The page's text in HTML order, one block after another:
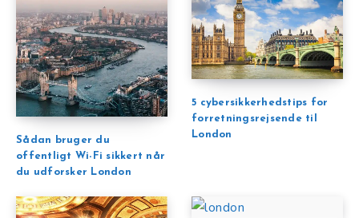
Sådan bruger du
offentligt Wi-Fi sikkert når
du udforsker London
5 cybersikkerhedstips for
forretningsrejsende til
London